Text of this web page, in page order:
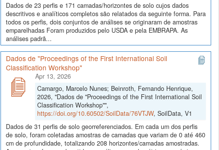
Dados de 23 perfis e 171 camadas/horizontes de solo cujos dados
descritivos e analíticos completos são relatados da seguinte forma. Para
todos os perfis, dois conjuntos de análises se originaram de amostras
emparelhadas Foram produzidos pelo USDA e pela EMBRAPA. As
análises padrã...
Dados de "Proceedings of the First International Soil
Classification Workshop"
Apr 13, 2026
Camargo, Marcelo Nunes; Beinroth, Fernando Henrique,
2026, "Dados de "Proceedings of the First International Soil
Classification Workshop"",
https://doi.org/10.60502/SoilData/76VTJW, SoilData, V1
Dados de 31 perfis de solo georreferenciados. Em cada um dos perfis
de solo, foram coletadas amostras de camadas que variam de 0 até 460
cm de profundidade, totalizando 208 horizontes/camadas amostradas.